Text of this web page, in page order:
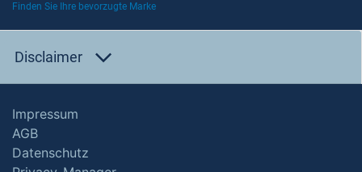
Finden Sie Ihre bevorzugte Marke
Disclaimer
Impressum
AGB
Datenschutz